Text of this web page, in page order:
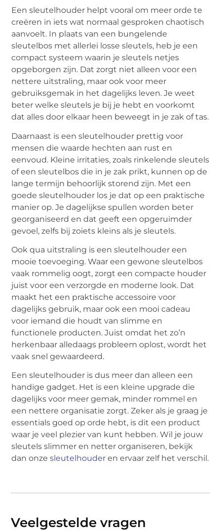
Een sleutelhouder helpt vooral om meer orde te
creëren in iets wat normaal gesproken chaotisch
aanvoelt. In plaats van een bungelende
sleutelbos met allerlei losse sleutels, heb je een
compact systeem waarin je sleutels netjes
opgeborgen zijn. Dat zorgt niet alleen voor een
nettere uitstraling, maar ook voor meer
gebruiksgemak in het dagelijks leven. Je weet
beter welke sleutels je bij je hebt en voorkomt
dat alles door elkaar heen beweegt in je zak of tas.
Daarnaast is een sleutelhouder prettig voor
mensen die waarde hechten aan rust en
eenvoud. Kleine irritaties, zoals rinkelende sleutels
of een sleutelbos die in je zak prikt, kunnen op de
lange termijn behoorlijk storend zijn. Met een
goede sleutelhouder los je dat op een praktische
manier op. Je dagelijkse spullen worden beter
georganiseerd en dat geeft een opgeruimder
gevoel, zelfs bij zoiets kleins als je sleutels.
Ook qua uitstraling is een sleutelhouder een
mooie toevoeging. Waar een gewone sleutelbos
vaak rommelig oogt, zorgt een compacte houder
juist voor een verzorgde en moderne look. Dat
maakt het een praktische accessoire voor
dagelijks gebruik, maar ook een mooi cadeau
voor iemand die houdt van slimme en
functionele producten. Juist omdat het zo’n
herkenbaar alledaags probleem oplost, wordt het
vaak snel gewaardeerd.
Een sleutelhouder is dus meer dan alleen een
handige gadget. Het is een kleine upgrade die
dagelijks voor meer gemak, minder rommel en
een nettere organisatie zorgt. Zeker als je graag je
essentials goed op orde hebt, is dit een product
waar je veel plezier van kunt hebben. Wil je jouw
sleutels slimmer en netter organiseren, bekijk
dan onzesleutelhouderen ervaar zelf het verschil.
Veelgestelde vragen